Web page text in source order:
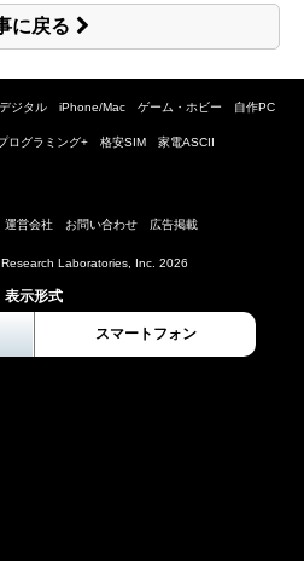
に戻る
デジタル iPhone/Mac ゲーム・ホビー 自作PC
ログラミング+ 格安SIM 家電ASCII
運営会社 お問い合わせ 広告掲載
Laboratories, Inc. 2026
表示形式
スマートフォン